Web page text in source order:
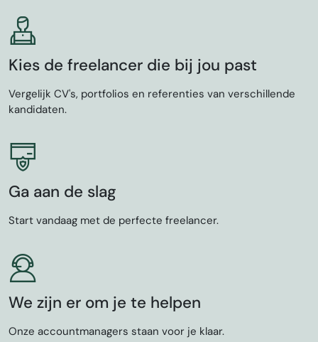
Kies de freelancer die bij jou past
Vergelijk CV's, portfolios en referenties van verschillende
kandidaten.
Ga aan de slag
Start vandaag met de perfecte freelancer.
We zijn er om je te helpen
Onze accountmanagers staan voor je klaar.